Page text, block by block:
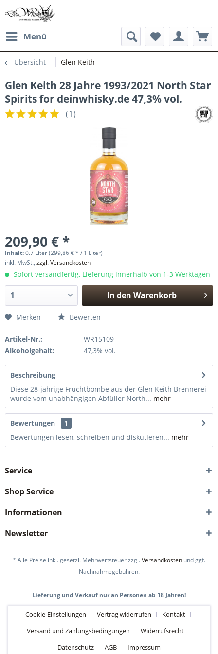
Menü
Übersicht Glen Keith
Glen Keith 28 Jahre 1993/2021 North Star
Spirits for deinwhisky.de 47,3% vol.
(1)
209,90 € *
Inhalt:0.7 Liter (299,86 € * / 1 Liter)
inkl. MwSt., zzgl. Versandkosten
Sofort versandfertig, Lieferung innerhalb von 1-3 Werktagen
In den Warenkorb
Merken Bewerten
Artikel-Nr.:
WR15109
Alkoholgehalt:
47,3% vol.
Beschreibung
Diese 28-jährige Fruchtbombe aus der Glen Keith Brennerei
wurde vom unabhängigen Abfüller North... mehr
Bewertungen
1
Bewertungen lesen, schreiben und diskutieren... mehr
Service
Shop Service
Informationen
Newsletter
* Alle Preise inkl. gesetzl. Mehrwertsteuer zzgl.Versandkosten und ggf.
Nachnahmegebühren.
Lieferung und Verkauf nur an Personen ab 18 Jahren!
Cookie-Einstellungen Vertrag widerrufen
Kontakt
Versand und Zahlungsbedingungen
Widerrufsrecht
Datenschutz
AGB Impressum